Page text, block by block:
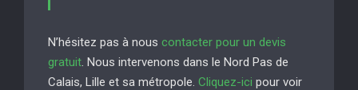
N’hésitez pas à nous contacter pour un devis
gratuit . Nous intervenons dans le Nord Pas de
Calais, Lille et sa métropole. Cliquez-ici pour voir